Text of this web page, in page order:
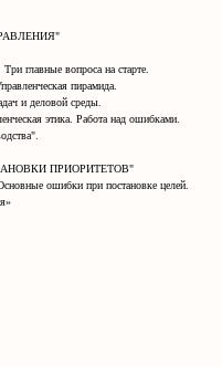
главные вопроса на старте.
пирамида.
и деловой среды.
этика. Работа над ошибками.
ПРИОРИТЕТОВ"
ошибки при постановке целей.